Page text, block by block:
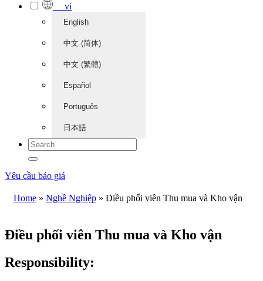
vi
English
中文 (简体)
中文 (繁體)
Español
Português
日本語
Yêu cầu báo giá
Home » Nghề Nghiệp » Điều phối viên Thu mua và Kho vận
Điều phối viên Thu mua và Kho vận
Responsibility: